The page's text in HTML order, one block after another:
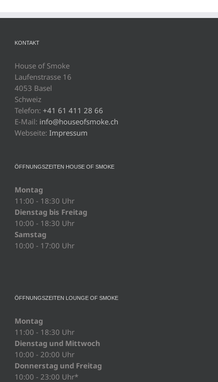
KONTAKT
House of Smoke
Laufenstrasse 16
4053 Basel
Schweiz
Telefon: +41 61 411 28 66
E-Mail: info@houseofsmoke.ch
Webseite: Impressum
ÖFFNUNGSZEITEN HOUSE OF SMOKE
Montag
11:00 - 18:30 Uhr
Dienstag bis Freitag
10:00 - 18:30 Uhr
Samstag
10:00 - 17:00 Uhr
ÖFFNUNGSZEITEN LOUNGE OF SMOKE
Montag
11:00 - 18:30 Uhr
Dienstag und Mittwoch
10:00 - 20:00 Uhr
Donnerstag und Freitag
10:00 - 23:00 Uhr*